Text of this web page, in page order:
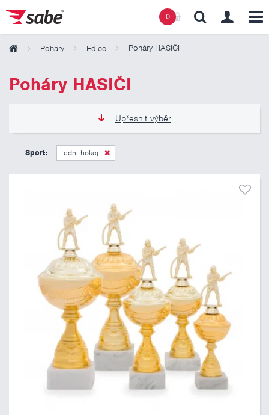
0
Poháry Edice Poháry HASIČI
Poháry HASIČI
Upřesnit výběr
245 Kč
Sport: Lední hokej
Obsah košíku